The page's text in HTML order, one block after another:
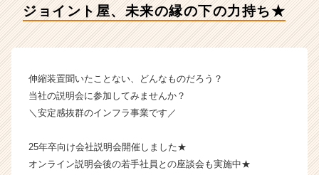
ベ
ー・
成
長
業
か
ジョイント屋、未来の縁の下の力持ち★
伸縮装置聞いたことない、どんなものだろう？
当社の説明会に参加してみませんか？
＼安定感抜群のインフラ事業です／
25年卒向け会社説明会開催しました★
オンライン説明会後の若手社員との座談会も実施中★